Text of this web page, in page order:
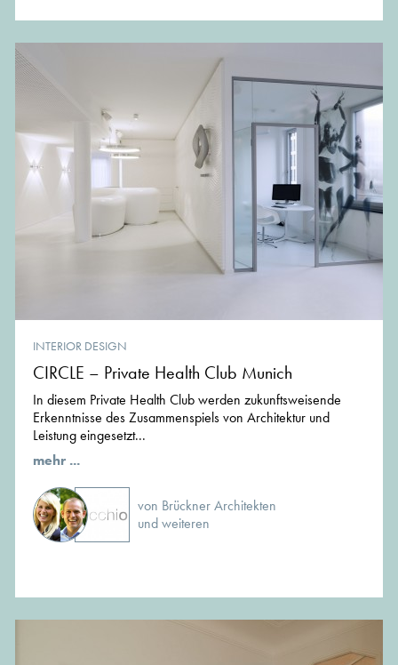
INTERIOR DESIGN
CIRCLE – Private Health Club Munich
In diesem Private Health Club werden zukunftsweisende
Erkenntnisse des Zusammenspiels von Architektur und
Leistung eingesetzt...
mehr ...
von Brückner Architekten
und weiteren